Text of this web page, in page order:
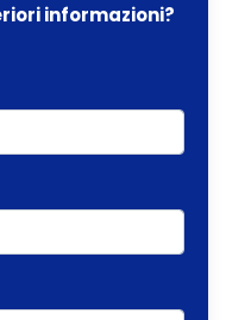
informazioni?